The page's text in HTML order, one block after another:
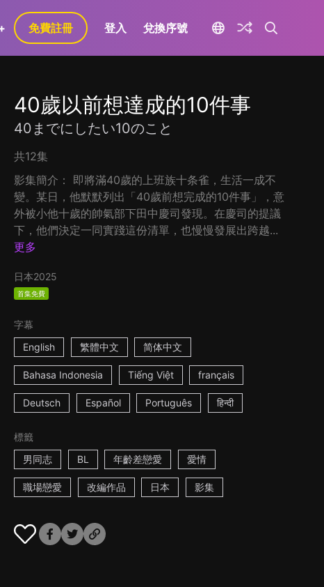
免費註冊 登入 兌換序號
40歲以前想達成的10件事
40までにしたい10のこと
共12集
影集簡介： 即將滿40歲的上班族十条雀，生活一成不
變。某日，他默默列出「40歲前想完成的10件事」，意
外被小他十歲的帥氣部下田中慶司發現。在慶司的提議
下，他們決定一同實踐這份清單，也慢慢發展出跨越...
更多
日本2025
首集免費
字幕
English
繁體中文 简体中文
Bahasa Indonesia Tiếng Việt français
Deutsch Español Português हिन्दी
標籤
男同志
BL 年齡差戀愛 愛情
職場戀愛 改編作品 日本 影集